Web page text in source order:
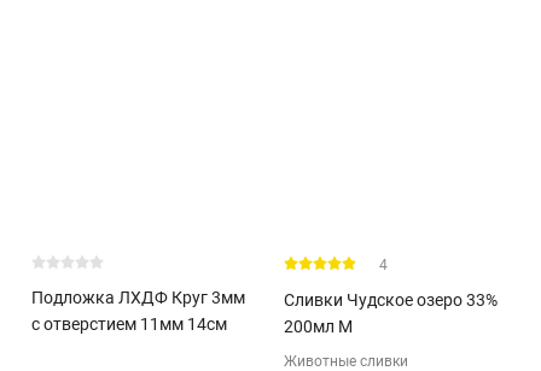
Подложка ЛХДФ Круг 3мм
с отверстием 11мм 14см
4
Сливки Чудское озеро 33%
200мл М
Животные сливки